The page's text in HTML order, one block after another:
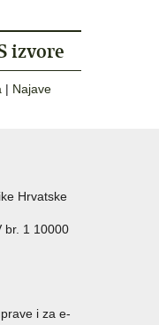
izvore
| Najave
Hrvatske
br. 1 10000
i za e-